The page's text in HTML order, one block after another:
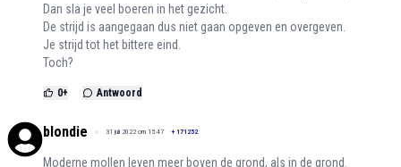
Dan sla je veel boeren in het gezicht.
De strijd is aangegaan dus niet gaan opgeven en overgeven.
Je strijd tot het bittere eind.
Toch?
0+ Antwoord
blondie 31 juli 2022 om 15:47 + 171252
Moderne mollen leven meer boven de grond, als in de grond.